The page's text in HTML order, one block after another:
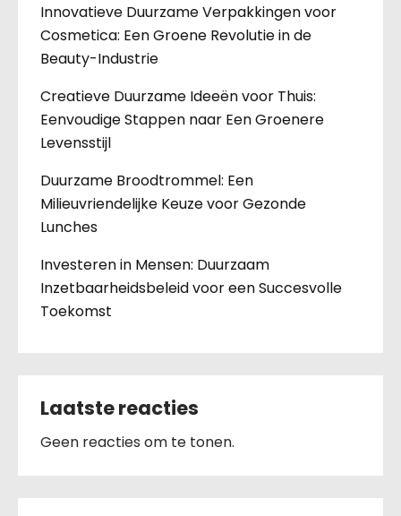
Innovatieve Duurzame Verpakkingen voor
Cosmetica: Een Groene Revolutie in de
Beauty-Industrie
Creatieve Duurzame Ideeën voor Thuis:
Eenvoudige Stappen naar Een Groenere
Levensstijl
Duurzame Broodtrommel: Een
Milieuvriendelijke Keuze voor Gezonde
Lunches
Investeren in Mensen: Duurzaam
Inzetbaarheidsbeleid voor een Succesvolle
Toekomst
Laatste reacties
Geen reacties om te tonen.